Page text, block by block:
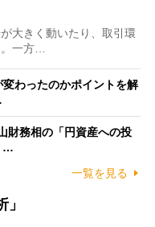
大きく動いたり、取引環
。一方…
わったのかポイントを解
財務相の「円資産への投
…
一覧を見る